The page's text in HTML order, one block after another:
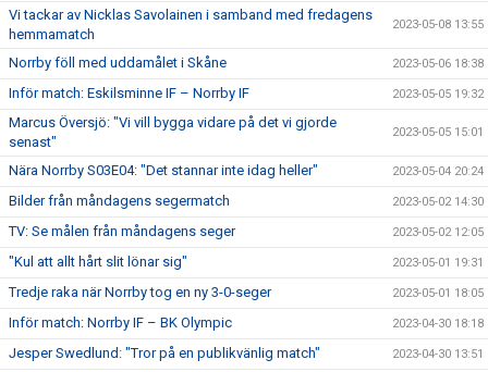
Vi tackar av Nicklas Savolainen i samband med fredagens
hemmamatch
2023-05-08 13:55
Norrby föll med uddamålet i Skåne 2023-05-06 18:38
Inför match: Eskilsminne IF – Norrby IF 2023-05-05 19:32
Marcus Översjö: "Vi vill bygga vidare på det vi gjorde
senast"
2023-05-05 15:01
Nära Norrby S03E04: "Det stannar inte idag heller" 2023-05-04 20:24
Bilder från måndagens segermatch 2023-05-02 14:30
TV: Se målen från måndagens seger 2023-05-02 12:05
"Kul att allt hårt slit lönar sig" 2023-05-01 19:31
Tredje raka när Norrby tog en ny 3-0-seger 2023-05-01 18:05
Inför match: Norrby IF – BK Olympic 2023-04-30 18:18
Jesper Swedlund: "Tror på en publikvänlig match" 2023-04-30 13:51